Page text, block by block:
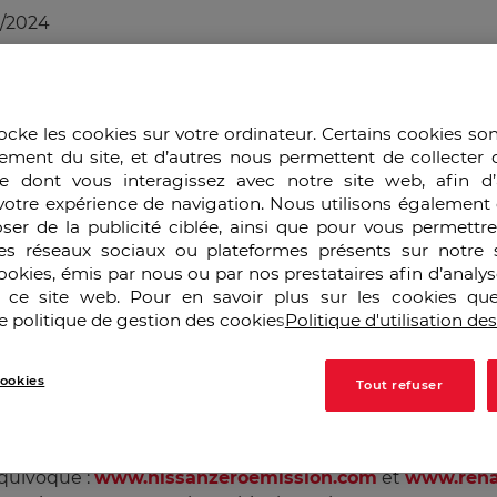
2024
de l’industrie automobile en France. En 2008,
la voiture électrique est de nouveau pointée du doigt
nouvelle après les conséquences de crise des
une décennie. La question du rechargement
ou à des systèmes de recharge correspondant à
dans la nouvelle ère écologiste au travers du
un accord en Irlande avec le gouvernement et
d’autres devraient suivre si l’on se réfère à
de 10% du parc automobile par des
protagonistes. Tous s’accordent sur le fait que la
et n’hésitent pas à répéter qu’elles sont à zéro
de communications concernant ses nouveaux «
:www.nissanzeroemission.comet
les cookies sur votre ordinateur. Certains cookies
du site, et d’autres nous permettent de collecter
dont vous interagissez avec notre site web, afin
expérience de navigation. Nous utilisons
de la publicité ciblée, ainsi que pour vous
réseaux sociaux ou plateformes présents sur notre
émis par nous ou par nos prestataires afin
ce site web. Pour en savoir plus sur les cookies
politique de gestion des cookiesPolitique d'utilisation
Tout refuser